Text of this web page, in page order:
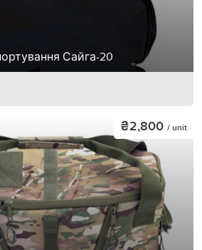
Сайга-20
₴2,800 / unit